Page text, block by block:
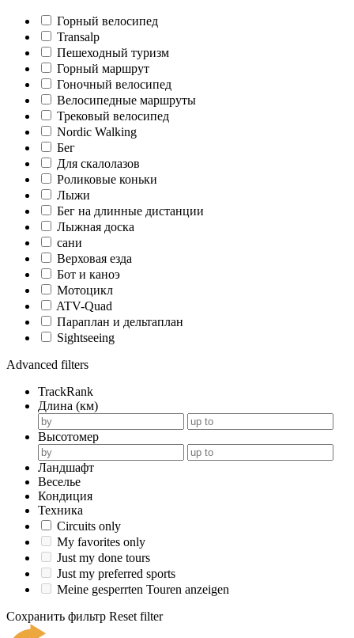
Горный велосипед
Transalp
Пешеходный туризм
Горный маршрут
Гоночный велосипед
Велосипедные маршруты
Трековый велосипед
Nordic Walking
Бег
Для скалолазов
Роликовые коньки
Лыжи
Бег на длинные дистанции
Лыжная доска
сани
Верховая езда
Бот и каноэ
Мотоцикл
ATV-Quad
Параплан и дельтаплан
Sightseeing
Advanced filters
TrackRank
Длина (км)
Высотомер
Ландшафт
Веселье
Кондиция
Техника
Circuits only
My favorites only
Just my done tours
Just my preferred sports
Meine gesperrten Touren anzeigen
Сохранить фильтр Reset filter